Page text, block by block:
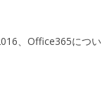
、Office365につい